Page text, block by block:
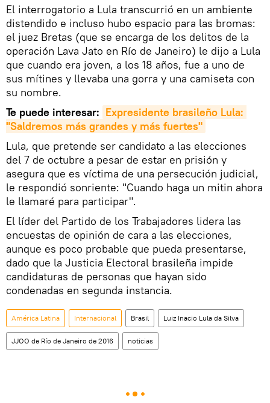
El interrogatorio a Lula transcurrió en un ambiente
distendido e incluso hubo espacio para las bromas:
el juez Bretas (que se encarga de los delitos de la
operación Lava Jato en Río de Janeiro) le dijo a Lula
que cuando era joven, a los 18 años, fue a uno de
sus mítines y llevaba una gorra y una camiseta con
su nombre.
Te puede interesar: Expresidente brasileño Lula:
"Saldremos más grandes y más fuertes"
Lula, que pretende ser candidato a las elecciones
del 7 de octubre a pesar de estar en prisión y
asegura que es víctima de una persecución judicial,
le respondió sonriente: "Cuando haga un mitin ahora
le llamaré para participar".
El líder del Partido de los Trabajadores lidera las
encuestas de opinión de cara a las elecciones,
aunque es poco probable que pueda presentarse,
dado que la Justicia Electoral brasileña impide
candidaturas de personas que hayan sido
condenadas en segunda instancia.
América Latina Internacional Brasil Luiz Inacio Lula da Silva
JJOO de Río de Janeiro de 2016 noticias